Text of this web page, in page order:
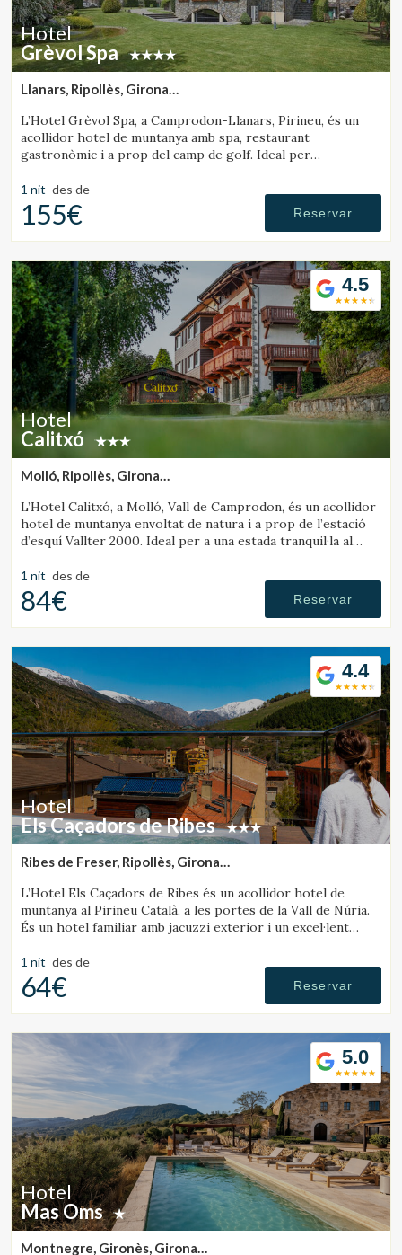
Hotel
Grèvol Spa
Llanars, Ripollès, Girona
L’Hotel Grèvol Spa, a Camprodon-Llanars, Pirineu, és un
acollidor hotel de muntanya amb spa, restaurant
gastronòmic i a prop del camp de golf. Ideal per
1 nit des de
155€ Reservar
4.5
Hotel
Calitxó
Molló, Ripollès, Girona
L’Hotel Calitxó, a Molló, Vall de Camprodon, és un acollidor
hotel de muntanya envoltat de natura i a prop de l’estació
d’esquí Vallter 2000. Ideal per a una estada tranquil·la al
1 nit des de
84€ Reservar
4.4
Hotel
Els Caçadors de Ribes
Ribes de Freser, Ripollès, Girona
L’Hotel Els Caçadors de Ribes és un acollidor hotel de
muntanya al Pirineu Català, a les portes de la Vall de Núria.
És un hotel familiar amb jacuzzi exterior i un excel·lent
1 nit des de
64€ Reservar
5.0
Hotel
Mas Oms
Montnegre, Gironès, Girona